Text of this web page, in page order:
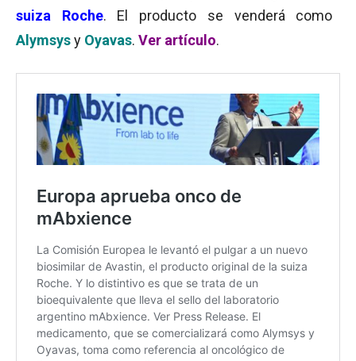
suiza Roche. El producto se venderá como
Alymsysy Oyavas. Ver artículo.